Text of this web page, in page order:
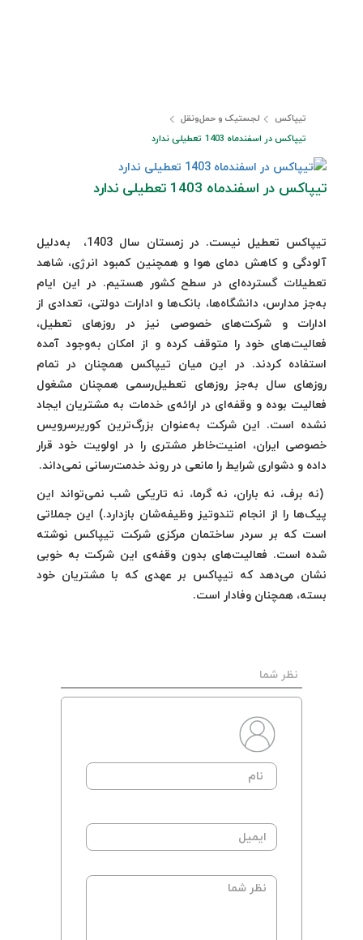
تیپاکس
لجستیک و حمل‎‌و‎نقل
تیپاکس در اسفندماه 1403 تعطیلی ندارد
تیپاکس در اسفندماه 1403 تعطیلی ندارد
تیپاکس تعطیل نیست. در زمستان سال 1403، به‌دلیل
آلودگی و کاهش دمای هوا و همچنین کمبود انرژی، شاهد
تعطیلات گسترده‌ای در سطح کشور هستیم. در این ایام
به‌جز مدارس، دانشگاه‌ها، بانک‌ها و ادارات دولتی، تعدادی از
ادارات و شرکت‌های خصوصی نیز در روزهای تعطیل،
فعالیت‌های خود را متوقف کرده و از امکان به‌وجود آمده
استفاده کردند. در این میان تیپاکس همچنان در تمام
روزهای سال به‌جز روزهای تعطیل‌رسمی همچنان مشغول
فعالیت بوده و وقفه‌ای در ارائه‌ی خدمات به مشتریان ایجاد
نشده است. این شرکت به‌عنوان بزرگ‌ترین کوریرسرویس
خصوصی ایران، امنیت‌خاطر مشتری را در اولویت خود قرار
داده و دشواری شرایط را مانعی در روند خدمت‌رسانی نمی‌داند.
(نه برف، نه باران، نه گرما، نه تاریکی شب نمی‌تواند این
پیک‌ها را از انجام تند‌و‌تیز وظیفه‌شان بازدارد.) این جملاتی
است که بر سردر ساختمان مرکزی شرکت تیپاکس نوشته
شده است. فعالیت‌های بدون وقفه‌ی این شرکت به خوبی
نشان می‌دهد که تیپاکس بر عهدی که با مشتریان خود
بسته، همچنان وفادار است.
نظر شما